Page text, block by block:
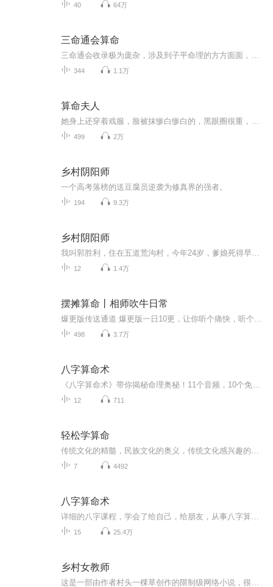
40 64万
三命通会算命
344 1.1万
算命夫人
499 2万
乡村阴阳师
一个高考落榜的送豆腐员逆袭为修真界的强者。
194 9.3万
乡村阴阳师
12 1.4万
摆摊算命丨相师吹牛日常
498 3.7万
八字算命术
12 711
轻松学算命
7 4492
八字算命术
15 25.4万
乡村女教师